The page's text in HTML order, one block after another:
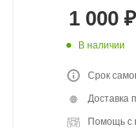
1 000 ₽
В наличии
Срок
Доставка
Помощь с